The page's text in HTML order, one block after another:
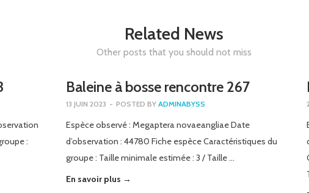
Related News
Other posts that you should not miss
:
Baleine à bosse rencontre 267
13 JUIN 2023 - POSTED BY ADMINABYSS
Espèce observé : Megaptera novaeangliae Date
d’observation : 44780 Fiche espèce Caractéristiques du
groupe : Taille minimale estimée : 3 / Taille …
En savoir plus →